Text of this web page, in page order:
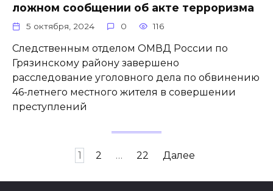
ложном сообщении об акте терроризма
5 октября, 2024 0 116
Следственным отделом ОМВД России по
Грязинскому району завершено
расследование уголовного дела по обвинению
46-летнего местного жителя в совершении
преступлений
1 2 … 22 Далее